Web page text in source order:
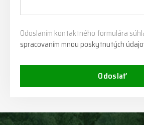
Odoslaním kontaktného formulára
spracovaním mnou poskytnutých
Odoslať